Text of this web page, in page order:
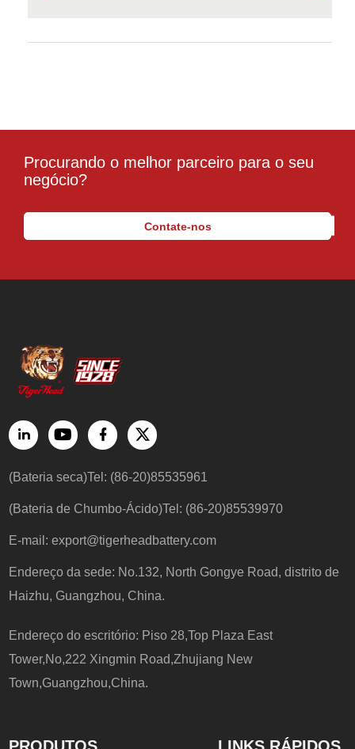
Procurando o melhor parceiro para o seu
negócio?
Contate-nos
(Bateria seca)Tel: (86-20)85535961
(Bateria de Chumbo-Ácido)Tel: (86-20)85539970
E-mail:export@tigerheadbattery.com
Endereço da sede: No.132, North Gongye Road, distrito de
Haizhu, Guangzhou, China.
Endereço do escritório: Piso 28,Top Plaza East
Tower,No,222 Xingmin Road,Zhujiang New
Town,Guangzhou,China.